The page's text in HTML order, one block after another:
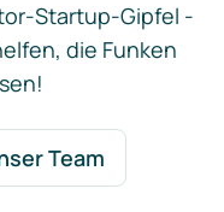
Startup-Gipfel -
die Funken
Team